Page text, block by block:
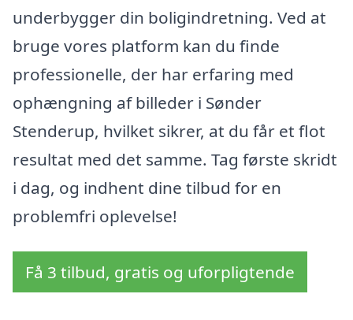
underbygger din boligindretning. Ved at
bruge vores platform kan du finde
professionelle, der har erfaring med
ophængning af billeder i Sønder
Stenderup, hvilket sikrer, at du får et flot
resultat med det samme. Tag første skridt
i dag, og indhent dine tilbud for en
problemfri oplevelse!
Få 3 tilbud, gratis og uforpligtende